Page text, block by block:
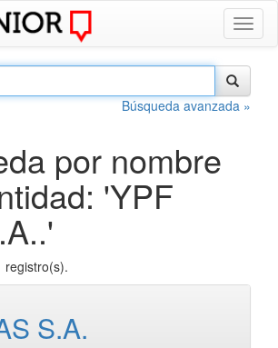
Búsqueda avanzada »
por nombre
'YPF
registro(s).
S.A.